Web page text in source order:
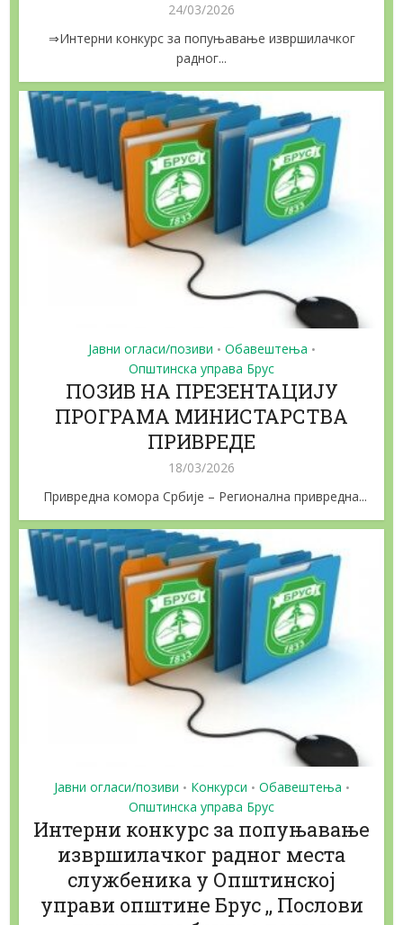
24/03/2026
⇒Интерни конкурс за попуњавање извршилачког
радног...
Јавни огласи/позиви • Обавештења •
Општинска управа Брус
ПОЗИВ НА ПРЕЗЕНТАЦИЈУ
ПРОГРАМА МИНИСТАРСТВА
ПРИВРЕДЕ
18/03/2026
Привредна комора Србије – Регионална привредна...
Јавни огласи/позиви • Конкурси • Обавештења •
Општинска управа Брус
Интерни конкурс за попуњавање
извршилачког радног места
службеника у Општинској
управи општине Брус ,, Послови